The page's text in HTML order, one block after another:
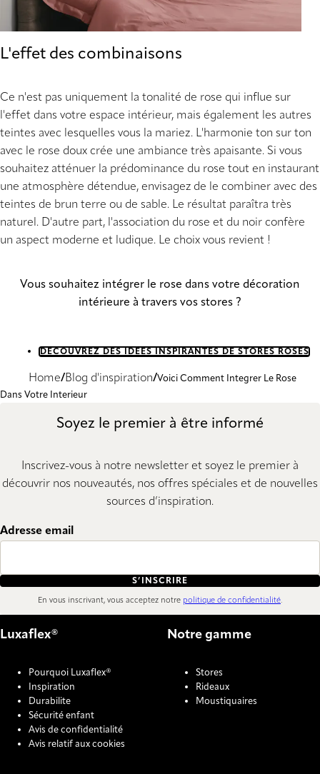
L'effet des combinaisons
Ce n'est pas uniquement la tonalité de rose qui influe sur
l'effet dans votre espace intérieur, mais également les autres
teintes avec lesquelles vous la mariez. L'harmonie ton sur ton
avec le rose doux crée une ambiance très apaisante. Si vous
souhaitez atténuer la prédominance du rose tout en instaurant
une atmosphère détendue, envisagez de le combiner avec des
teintes de brun terre ou de sable. Le résultat paraîtra très
naturel. D'autre part, l'association du rose et du noir confère
un aspect moderne et ludique. Le choix vous revient !
Vous souhaitez intégrer le rose dans votre décoration
intérieure à travers vos stores ?
DÉCOUVREZ DES IDÉES INSPIRANTES DE STORES ROSES
Home Blog d'inspiration Voici Comment Integrer Le Rose
Dans Votre Interieur
Soyez le premier à être informé
Inscrivez-vous à notre newsletter et soyez le premier à
découvrir nos nouveautés, nos offres spéciales et de nouvelles
sources d’inspiration.
Adresse email
S’INSCRIRE
En vous inscrivant, vous acceptez notre politique de confidentialité.
Luxaflex®
Pourquoi Luxaflex®
Inspiration
Durabilite
Sécurité enfant
Avis de confidentialité
Avis relatif aux cookies
Notre gamme
Stores
Rideaux
Moustiquaires